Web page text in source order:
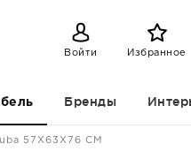
Войти Избранное
Бренды
57X63X76 CM